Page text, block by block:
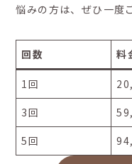
悩みの方は、ぜひ一度
回数 料
1回
3回
5回